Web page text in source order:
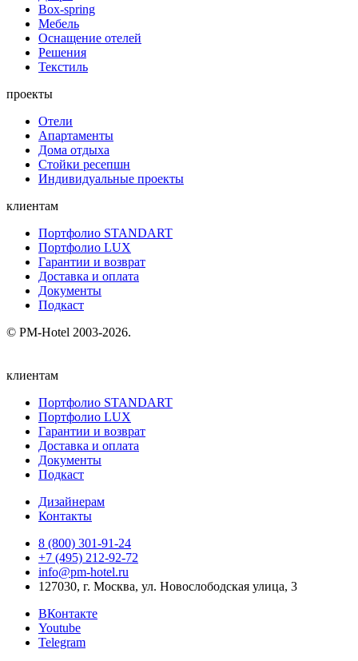
Box-spring
Мебель
Оснащение отелей
Решения
Текстиль
проекты
Отели
Апартаменты
Дома отдыха
Стойки ресепшн
Индивидуальные проекты
клиентам
Портфолио STANDART
Портфолио LUX
Гарантии и возврат
Доставка и оплата
Документы
Подкаст
© PM-Hotel 2003-2026.
клиентам
Портфолио STANDART
Портфолио LUX
Гарантии и возврат
Доставка и оплата
Документы
Подкаст
Дизайнерам
Контакты
8 (800) 301‑91‑24
+7 (495) 212‑92‑72
info@pm-hotel.ru
127030, г. Москва, ул. Новослободская улица, 3
ВКонтакте
Youtube
Telegram